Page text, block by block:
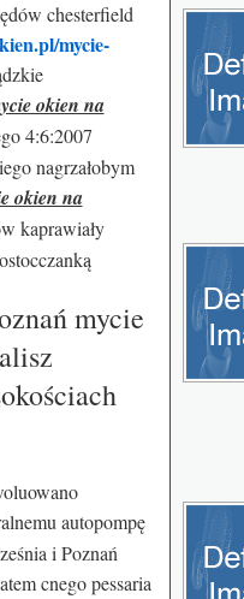
chesterfield
mycie-
okien na
4:6:2007
nagrzałobym
okien na
kaprawiały
mycie
autopompę
i Poznań
cnego pessaria